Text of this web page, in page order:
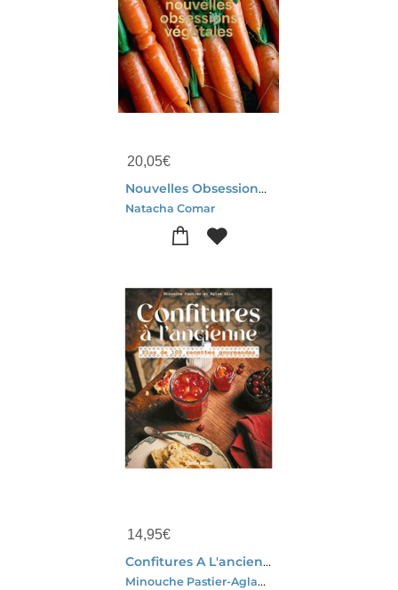
20,05€
Nouvelles Obsessions Vegetales
Natacha Comar
14,95€
Confitures A L'ancienne : Plus De 100 Recettes Gourmandes
Minouche Pastier-Aglae Blin